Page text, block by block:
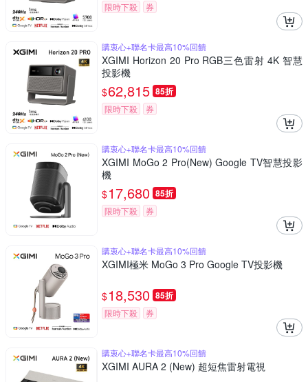
限時下殺 券
購衷心+聯名卡最高10%回饋
XGIMI Horizon 20 Pro RGB三色雷射 4K 智慧
投影機
$62,815 85折
限時下殺 券
購衷心+聯名卡最高10%回饋
XGIMI MoGo 2 Pro(New) Google TV智慧投影
機
$17,680 85折
限時下殺 券
購衷心+聯名卡最高10%回饋
XGIMI極米 MoGo 3 Pro Google TV投影機
$18,530 85折
限時下殺 券
購衷心+聯名卡最高10%回饋
XGIMI AURA 2 (New) 超短焦雷射電視